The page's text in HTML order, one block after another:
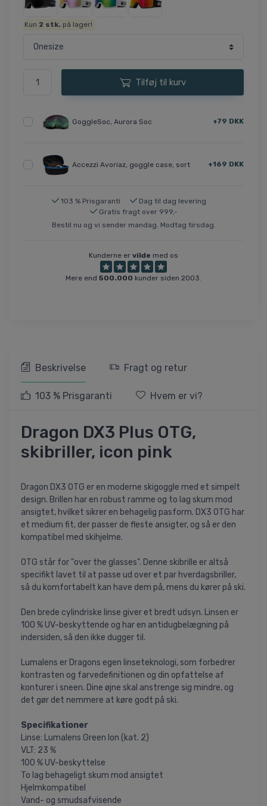
Kun 2 stk. på lager!
Tilføj til kurv
GoggleSoc, Aurora Soc +79 DKK
Accezzi Avoriaz, goggle case, sort +169 DKK
103 % Prisgaranti
Dag til dag levering
Gratis fragt over 999,-
Bestil nu og vi sender mandag. Modtag tirsdag.
Kunderne er vilde med os
Mere end 500.000 kunder siden 2003.
Beskrivelse Fragt og retur
103 % Prisgaranti Hvem er vi?
Dragon DX3 Plus OTG,
skibriller, icon pink
Dragon DX3 OTG er en moderne skigoggle med et simpelt
design. Brillen har en robust ramme og to lag skum mod
ansigtet, hvilket sikrer en behagelig pasform. DX3 OTG har
et medium fit, der passer de fleste ansigter, og så er den
kompatibel med skihjelme.
OTG står for "over the glasses". Denne skibrille er altså
specifikt lavet til at passe ud over et par hverdagsbriller,
så du komfortabelt kan have dem på, mens du kører på ski.
Den brede cylindriske linse giver et bredt udsyn. Linsen er
100 % UV-beskyttende og har en antidugbelægning på
indersiden, så den ikke dugger til.
Lumalens er Dragons egen linseteknologi, som forbedrer
kontrasten og farvedefinitionen og din opfattelse af
konturer i sneen. Dine øjne skal anstrenge sig mindre, og
det gør det nemmere at køre godt på ski.
Specifikationer
Linse: Lumalens Green Ion (kat. 2)
VLT: 23 %
100 % UV-beskyttelse
To lag behageligt skum mod ansigtet
Hjelmkompatibel
Vand- og smudsafvisende